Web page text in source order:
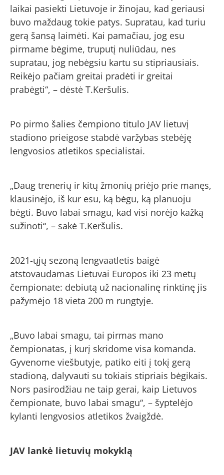
laikai pasiekti Lietuvoje ir žinojau, kad geriausi
buvo maždaug tokie patys. Supratau, kad turiu
gerą šansą laimėti. Kai pamačiau, jog esu
pirmame bėgime, truputį nuliūdau, nes
supratau, jog nebėgsiu kartu su stipriausiais.
Reikėjo pačiam greitai pradėti ir greitai
prabėgti“, – dėstė T.Keršulis.
Po pirmo šalies čempiono titulo JAV lietuvį
stadiono prieigose stabdė varžybas stebėję
lengvosios atletikos specialistai.
„Daug trenerių ir kitų žmonių priėjo prie manęs,
klausinėjo, iš kur esu, ką bėgu, ką planuoju
bėgti. Buvo labai smagu, kad visi norėjo kažką
sužinoti“, – sakė T.Keršulis.
2021-ųjų sezoną lengvaatletis baigė
atstovaudamas Lietuvai Europos iki 23 metų
čempionate: debiutą už nacionalinę rinktinę jis
pažymėjo 18 vieta 200 m rungtyje.
„Buvo labai smagu, tai pirmas mano
čempionatas, į kurį skridome visa komanda.
Gyvenome viešbutyje, patiko eiti į tokį gerą
stadioną, dalyvauti su tokiais stipriais bėgikais.
Nors pasirodžiau ne taip gerai, kaip Lietuvos
čempionate, buvo labai smagu“, – šyptelėjo
kylanti lengvosios atletikos žvaigždė.
JAV lankė lietuvių mokyklą